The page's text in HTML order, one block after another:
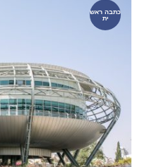
כתבה ראש
ית